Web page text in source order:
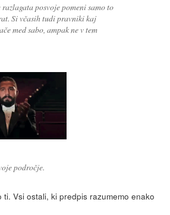
razlagata posvoje pomeni samo to
Si včasih tudi pravniki kaj
med sabo, ampak ne v tem
področje.
Vsi ostali, ki predpis razumemo enako